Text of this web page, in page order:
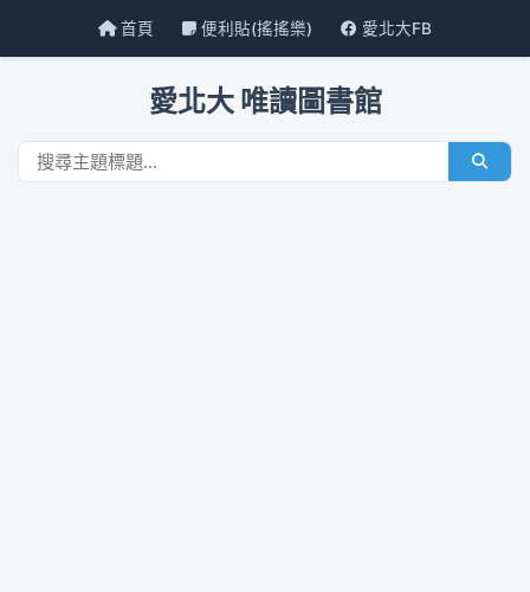
首頁 便利貼(搖搖樂) 愛北大FB
愛北大 唯讀圖書館